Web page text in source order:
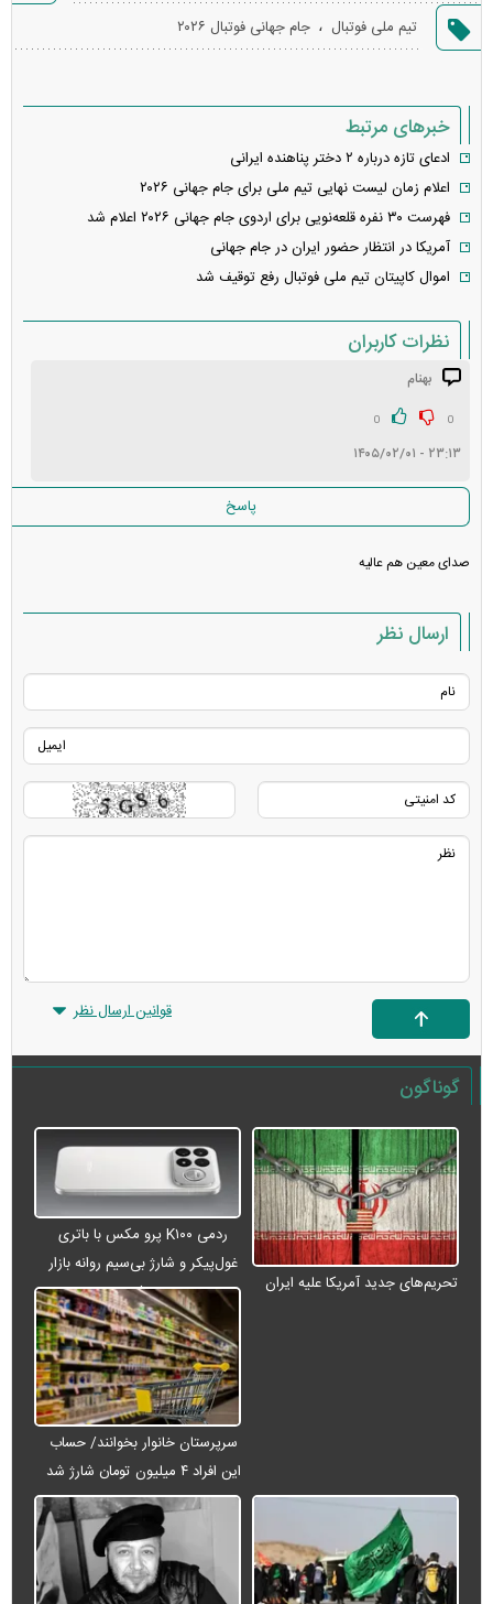
گزارش
خطا
تیم ملی فوتبال ، جام جهانی فوتبال ۲۰۲۶
خبرهای مرتبط
ادعای تازه درباره ۲ دختر پناهنده ایرانی
اعلام زمان لیست نهایی تیم ملی برای جام جهانی ۲۰۲۶
فهرست ۳۰ نفره قلعه‌نویی برای اردوی جام جهانی ۲۰۲۶ اعلام شد
آمریکا در انتظار حضور ایران در جام جهانی
اموال کاپیتان تیم ملی فوتبال رفع توقیف شد
نظرات کاربران
بهنام
0
0
۲۳:۱۳ - ۱۴۰۵/۰۲/۰۱
پاسخ
صدای معین هم عالیه
ارسال نظر
قوانین ارسال نظر
گوناگون
تحریم‌های جدید آمریکا علیه ایران
ردمی K۱۰۰ پرو مکس با باتری
غول‌پیکر و شارژ بی‌سیم روانه بازار
می‌شود
سرپرستان خانوار بخوانند/ حساب
این افراد ۴ میلیون تومان شارژ شد